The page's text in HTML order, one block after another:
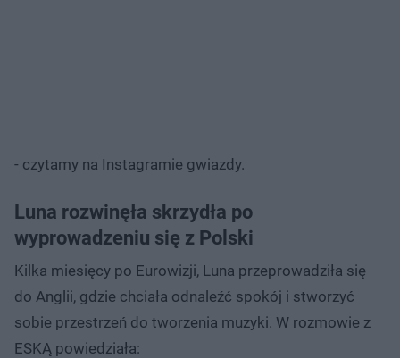
- czytamy na Instagramie gwiazdy.
Luna rozwinęła skrzydła po
wyprowadzeniu się z Polski
Kilka miesięcy po Eurowizji, Luna przeprowadziła się
do Anglii, gdzie chciała odnaleźć spokój i stworzyć
sobie przestrzeń do tworzenia muzyki. W rozmowie z
ESKĄ powiedziała: